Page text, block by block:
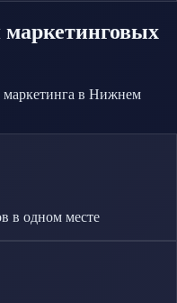
маркетинговых
маркетинга в Нижнем
в одном месте